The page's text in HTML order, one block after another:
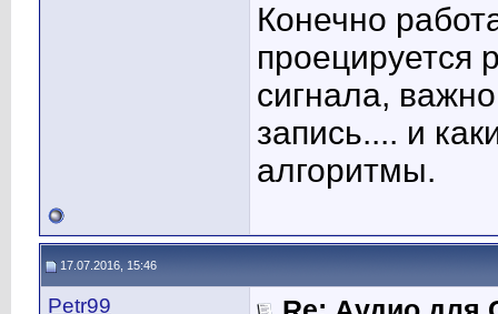
Конечно
проецируется
сигнала,
запись.... и
алгоритмы.
17.07.2016, 15:46
Petr99